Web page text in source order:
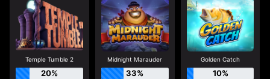
Temple Tumble 2
20%
Midnight Marauder
33%
Golden Catch
10%